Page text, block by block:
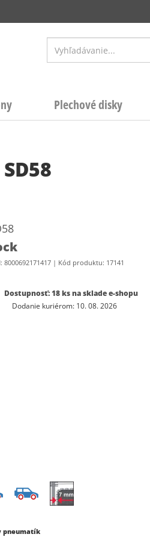
Plechové disky
8000692171417 | Kód produktu: 17141
Dostupnosť:18 ks na sklade e-shopu
Dodanie kuriérom: 10. 08. 2026
pneumatík